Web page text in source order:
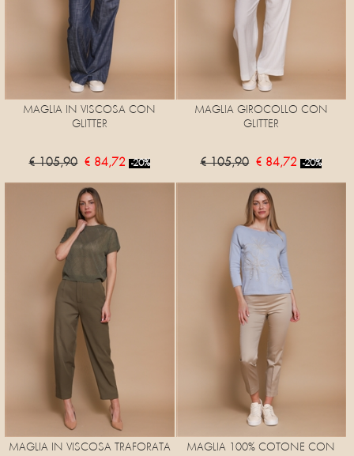
MAGLIA IN VISCOSA CON
GLITTER
€ 105,90 € 84,72 -20%
MAGLIA GIROCOLLO CON
GLITTER
€ 105,90 € 84,72 -20%
MAGLIA IN VISCOSA TRAFORATA
MAGLIA 100% COTONE CON